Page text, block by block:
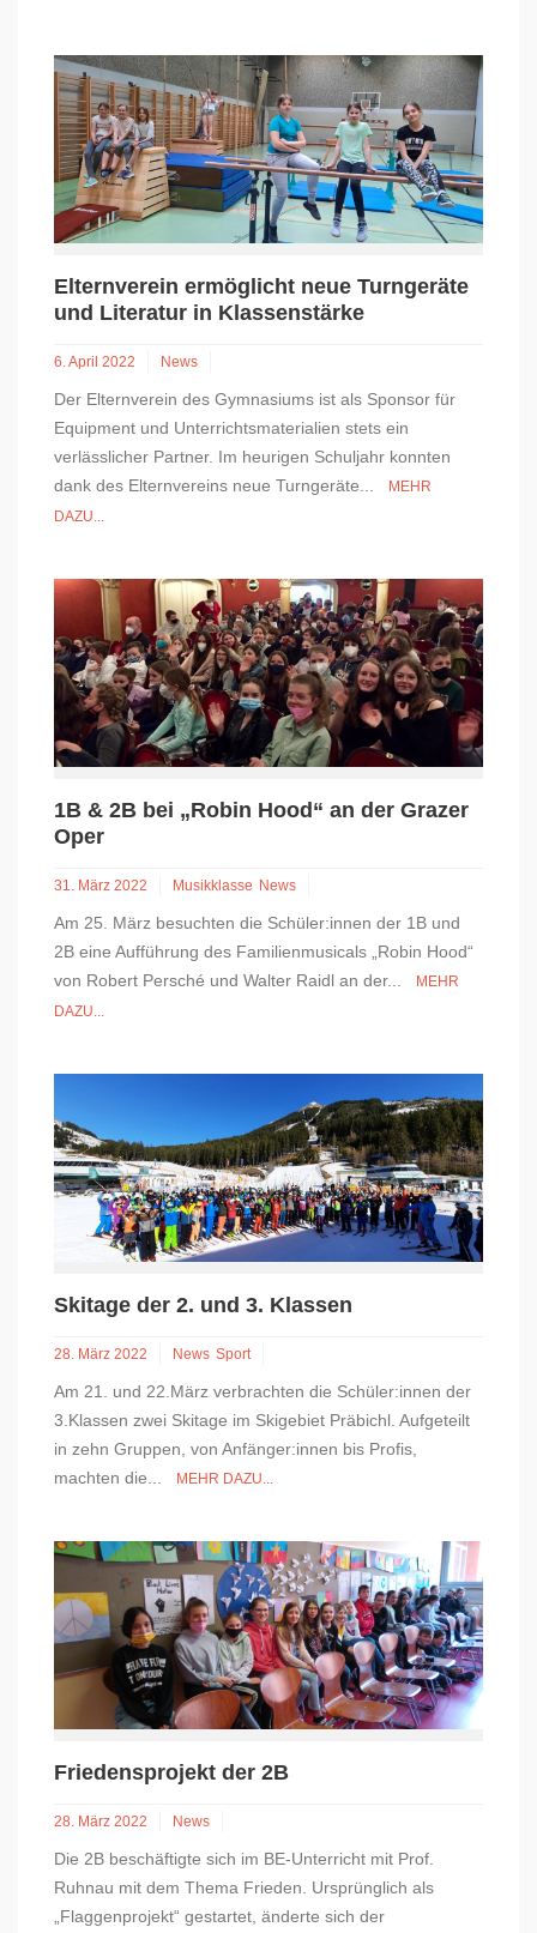
Elternverein ermöglicht neue Turngeräte
und Literatur in Klassenstärke
6. April 2022 News
Der Elternverein des Gymnasiums ist als Sponsor für
Equipment und Unterrichtsmaterialien stets ein
verlässlicher Partner. Im heurigen Schuljahr konnten
dank des Elternvereins neue Turngeräte...
MEHR
DAZU...
1B & 2B bei „Robin Hood“ an der Grazer
Oper
31. März 2022 Musikklasse News
Am 25. März besuchten die Schüler:innen der 1B und
2B eine Aufführung des Familienmusicals „Robin Hood“
von Robert Persché und Walter Raidl an der...
MEHR
DAZU...
Skitage der 2. und 3. Klassen
28. März 2022 News Sport
Am 21. und 22.März verbrachten die Schüler:innen der
3.Klassen zwei Skitage im Skigebiet Präbichl. Aufgeteilt
in zehn Gruppen, von Anfänger:innen bis Profis,
machten die...
MEHR DAZU...
Friedensprojekt der 2B
28. März 2022 News
Die 2B beschäftigte sich im BE-Unterricht mit Prof.
Ruhnau mit dem Thema Frieden. Ursprünglich als
„Flaggenprojekt“ gestartet, änderte sich der